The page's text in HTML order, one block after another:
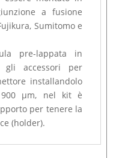
a fusione
Sumitomo e
pre-lappata in
accessori per
installandolo
μm, nel kit è
per tenere la
(holder).